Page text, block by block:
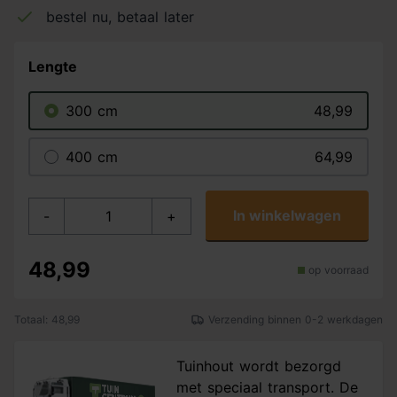
bestel nu, betaal later
Lengte
300 cm 48,99
400 cm 64,99
- + In winkelwagen
48,99 op voorraad
Totaal: 48,99 Verzending binnen 0-2 werkdagen
Tuinhout wordt bezorgd
met speciaal transport. De